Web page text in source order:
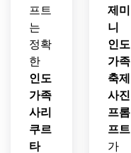
프트
는
정확
한
인도
가족
사리
쿠르
타
제미
니
인도
가족
축제
사진
프롬
프트
가